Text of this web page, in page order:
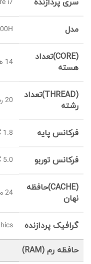
سری پردازنده i7
مدل
(CORE)تعداد
هسته
14 هسته
(THREAD)تعداد
رشته
20 رشته
فرکانس پایه 1.8 گیگاهرتز
فرکانس توربو 5.0 گیگاهرتز
(CACHE)حافظه
نهان
24 مگابایت
گرافیک پردازنده
حافظه رم (RAM)